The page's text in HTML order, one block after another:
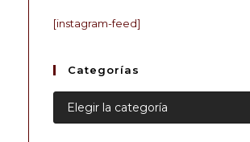
[instagram-feed]
Categorías